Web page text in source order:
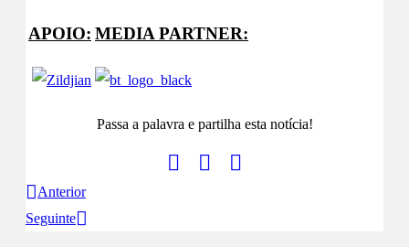
APOIO: MEDIA PARTNER:
Passa a palavra e partilha esta notícia!
Anterior
Seguinte